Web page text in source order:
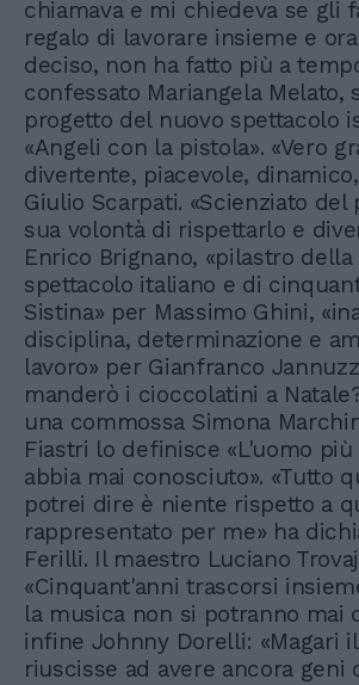
chiamava e mi chiedeva se gli
regalo di lavorare insieme e
deciso, non ha fatto più a
confessato Mariangela Melato,
progetto del nuovo spettacolo
«Angeli con la pistola». «Vero
divertente, piacevole,
Giulio Scarpati. «Scienziato
sua volontà di rispettarlo e
Enrico Brignano, «pilastro
spettacolo italiano e di
Sistina» per Massimo Ghini,
disciplina, determinazione e
lavoro» per Gianfranco
manderò i cioccolatini a
una commossa Simona
Fiastri lo definisce «L'uomo
abbia mai conosciuto». «Tutto
potrei dire è niente rispetto a
rappresentato per me» ha
Ferilli. Il maestro Luciano
«Cinquant'anni trascorsi
la musica non si potranno mai
infine Johnny Dorelli: «Magari
riuscisse ad avere ancora geni